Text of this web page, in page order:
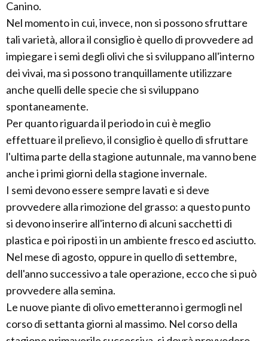
Canino.
Nel momento in cui, invece, non si possono sfruttare
tali varietà, allora il consiglio è quello di provvedere ad
impiegare i semi degli olivi che si sviluppano all'interno
dei vivai, ma si possono tranquillamente utilizzare
anche quelli delle specie che si sviluppano
spontaneamente.
Per quanto riguarda il periodo in cui è meglio
effettuare il prelievo, il consiglio è quello di sfruttare
l'ultima parte della stagione autunnale, ma vanno bene
anche i primi giorni della stagione invernale.
I semi devono essere sempre lavati e si deve
provvedere alla rimozione del grasso: a questo punto
si devono inserire all'interno di alcuni sacchetti di
plastica e poi riposti in un ambiente fresco ed asciutto.
Nel mese di agosto, oppure in quello di settembre,
dell'anno successivo a tale operazione, ecco che si può
provvedere alla semina.
Le nuove piante di olivo emetteranno i germogli nel
corso di settanta giorni al massimo. Nel corso della